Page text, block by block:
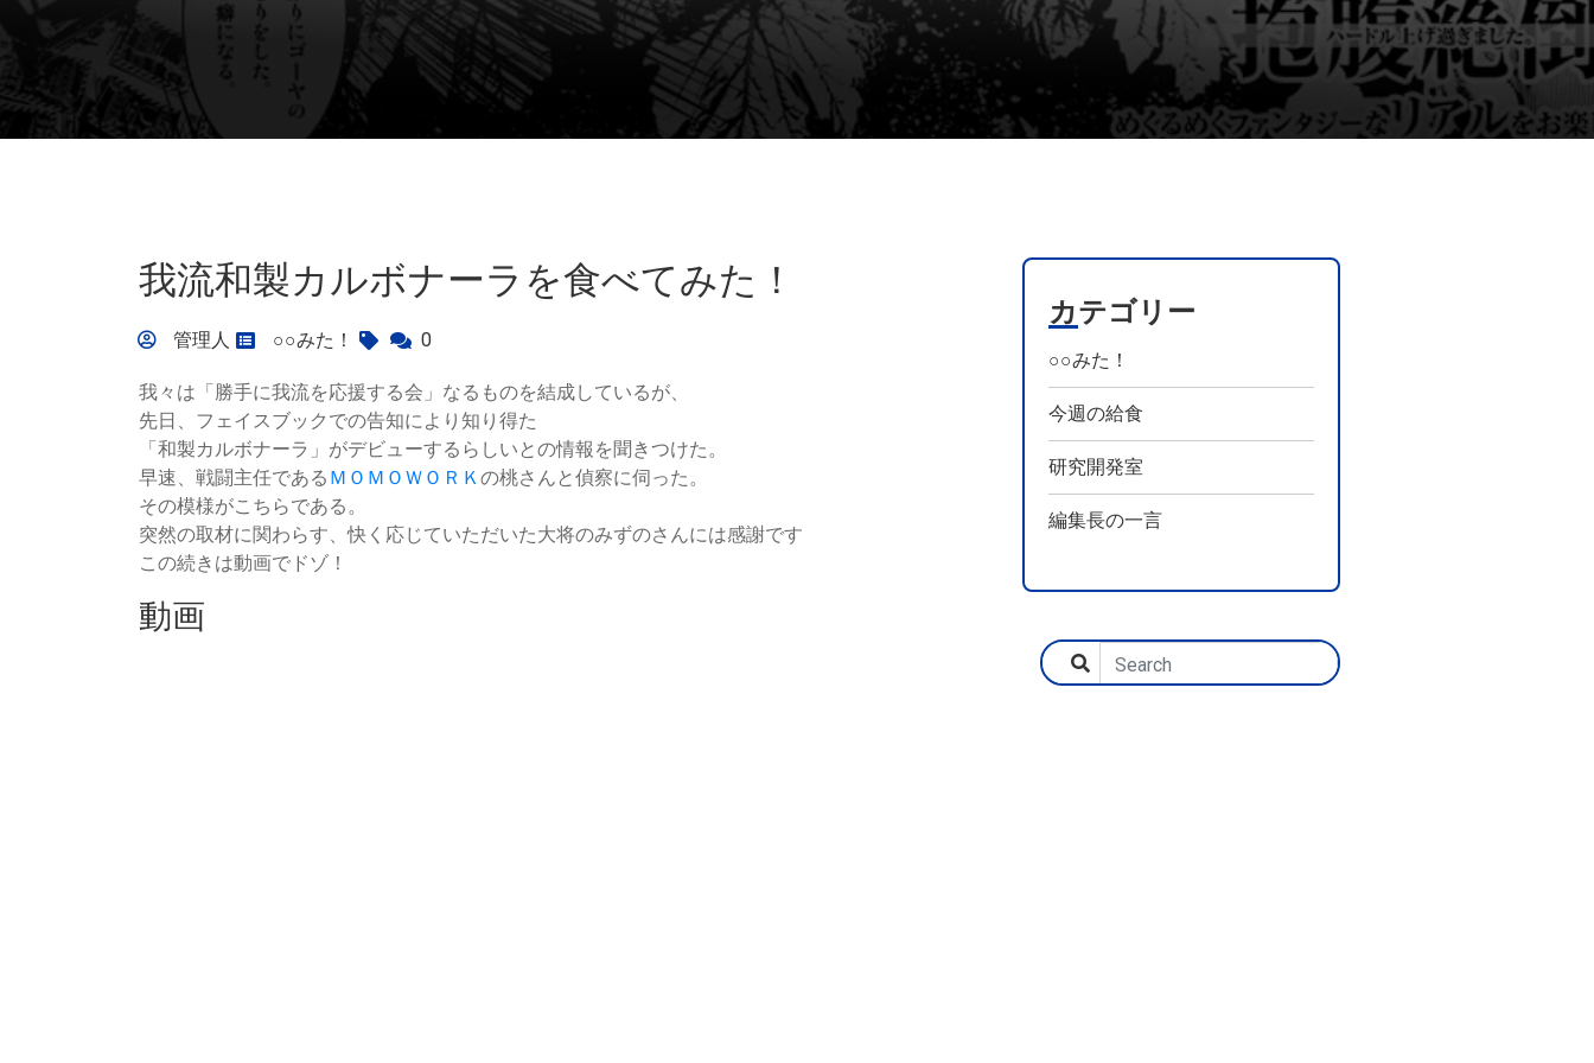
我流和製カルボナーラを食べてみた！
管理人 ○○みた！ 0
我々は「勝手に我流を応援する会」なるものを結成しているが、
先日、フェイスブックでの告知により知り得た
「和製カルボナーラ」がデビューするらしいとの情報を聞きつけた。
早速、戦闘主任である ＭＯＭＯＷＯＲＫの桃さんと偵察に伺った。
その模様がこちらである。
突然の取材に関わらす、快く応じていただいた大将のみずのさんには感謝です
この続きは動画でドゾ！
動画
カテゴリー
○○みた！
今週の給食
研究開発室
編集長の一言